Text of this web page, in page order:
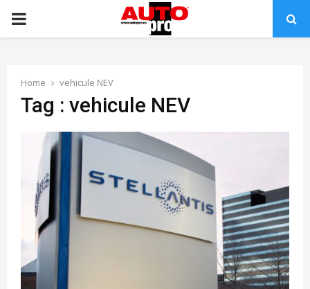
PRIMARY
Home vehicule NEV
Tag : vehicule NEV